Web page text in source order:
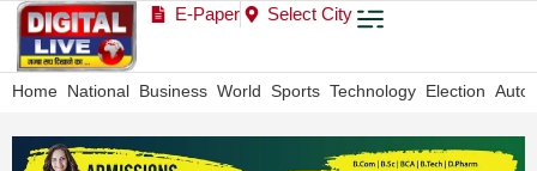
E-Paper Select City
Home National Business World Sports Technology Election Auto